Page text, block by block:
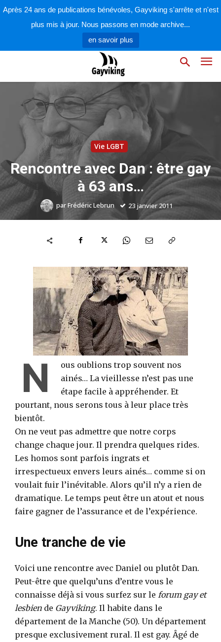
Après 24 ans de publications bénévoles, Gayviking s'arrête et n'est
plus mis à jour. Nous passons en mode archive...
en savoir plus
Vie LGBT
Rencontre avec Dan : être gay
à 63 ans…
parFrédéric Lebrun 23 janvier 2011
N
ous oublions trop souvent nos
ainés… La vieillesse n’est pas une
étape facile à appréhender. Et
pourtant, nous serons tous à leur place très
bientôt.
On ne veut pas admettre que notre corps
change chaque jour. Il prendra quelques rides.
Les homos sont parfois ingrats et
irrespectueux envers leurs ainés… comme si on
voulait fuir l’inévitable. Alors qu’il n’y a rien de
dramatique. Le temps peut être un atout et nous
faire gagner de l’assurance et de l’expérience.
Une tranche de vie
Voici une rencontre avec Daniel ou plutôt Dan.
Peut-être que quelqu’uns d’entre vous le
connaisse déjà si vous surfez sur le forum gay et
lesbien de Gayviking. Il habite dans le
département de la Manche (50). Un département
presque exclusivement rural. Il est gay. Âgé de